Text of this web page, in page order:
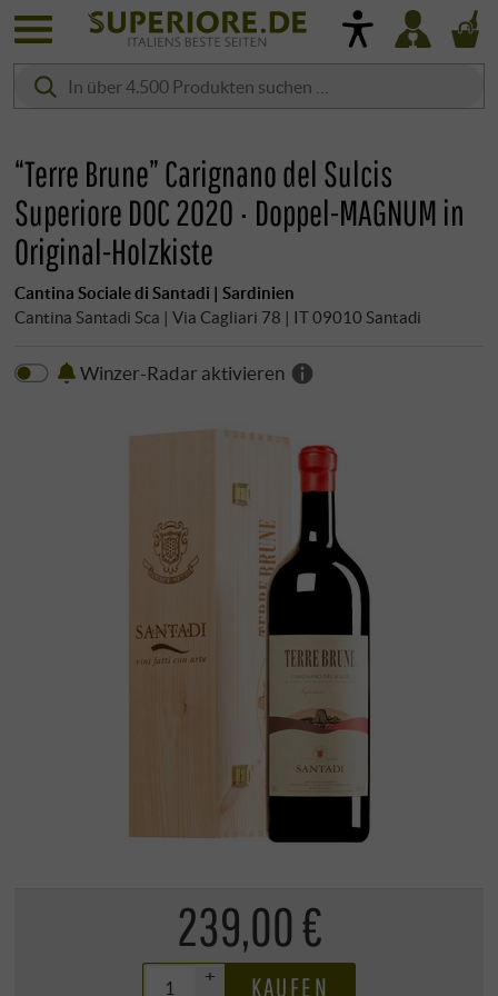
“Terre Brune” Carignano del Sulcis
Superiore DOC 2020 · Doppel-MAGNUM in
Original-Holzkiste
Cantina Sociale di Santadi | Sardinien
Cantina Santadi Sca | Via Cagliari 78 | IT 09010 Santadi
Winzer-Radar aktivieren
239,00 €
+
KAUFEN